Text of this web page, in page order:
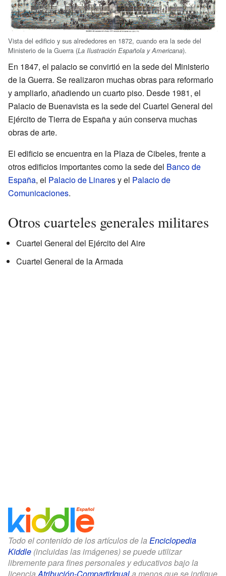
Vista del edificio y sus alrededores en 1872, cuando era la sede del
Ministerio de la Guerra (La Ilustración Española y Americana).
En 1847, el palacio se convirtió en la sede del Ministerio
de la Guerra. Se realizaron muchas obras para reformarlo
y ampliarlo, añadiendo un cuarto piso. Desde 1981, el
Palacio de Buenavista es la sede del Cuartel General del
Ejército de Tierra de España y aún conserva muchas
obras de arte.
El edificio se encuentra en la Plaza de Cibeles, frente a
otros edificios importantes como la sede del Banco de
España, el Palacio de Linaresy el Palacio de
Comunicaciones.
Otros cuarteles generales militares
Cuartel General del Ejército del Aire
Cuartel General de la Armada
Todo el contenido de los artículos de la Enciclopedia
Kiddle (incluidas las imágenes) se puede utilizar
libremente para fines personales y educativos bajo la